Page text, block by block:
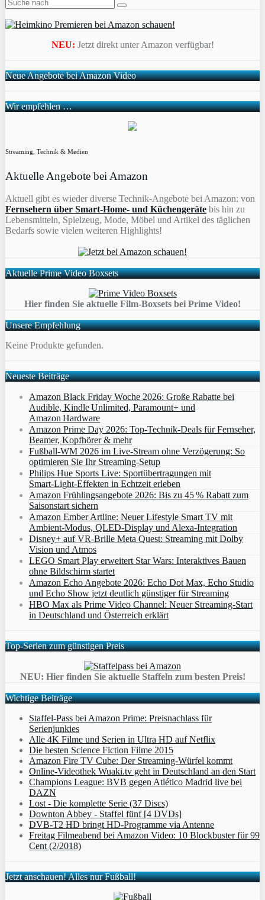
NEU: Jetzt direkt unter Amazon verfügbar!
Neue Angebote bei Amazon Video
Wir empfehlen …
Streaming, Technik & Medien
Aktuelle Angebote bei Amazon
Aktuell gibt es wieder diverse Technik-Angebote bei Amazon: von
Fernsehern über Smart-Home- und Küchengeräte bis hin zu
Lebensmitteln, Spielzeug, Mode, Möbel und Artikel des täglichen
Bedarfs sowie vielen weiteren Highlights!
Aktuelle Prime Video Boxsets
Hier finden Sie aktuelle Film-Boxsets bei Prime Video!
Unsere Empfehlung
Keine Produkte gefunden.
Neueste Beiträge
Amazon Black Friday Woche 2026: Große Rabatte bei
Audible, Kindle Unlimited, Paramount+ und
Amazon Hardware
Amazon Prime Day 2026: Top-Technik-Deals für Fernseher,
Beamer, Kopfhörer & mehr
Fußball-WM 2026 im Live-Stream ohne Verzögerung: So
optimieren Sie Ihr Streaming-Setup
Philips Hue Sports Live: Sportübertragungen mit
Smart‑Light‑Effekten in Echtzeit erleben
Amazon Frühlingsangebote 2026: Bis zu 45 % Rabatt zum
Saisonstart sichern
Amazon Ember Artline: Neuer Lifestyle Smart TV mit
Ambient‑Modus, QLED‑Display und Alexa‑Integration
Disney+ auf VR-Brille Meta Quest: Streaming mit Dolby
Vision und Atmos
LEGO Smart Play erweitert Star Wars: Interaktives Bauen
ohne Bildschirm startet
Amazon Echo Angebote 2026: Echo Dot Max, Echo Studio
und Echo Show jetzt deutlich günstiger für Streaming
HBO Max als Prime Video Channel: Neuer Streaming‑Start
in Deutschland und Österreich erklärt
Top-Serien zum günstigen Preis
NEU: Hier finden Sie aktuelle Staffeln zum besten Preis!
Wichtige Beiträge
Staffel-Pass bei Amazon Prime: Preisnachlass für
Serienjunkies
Alle 4K Filme und Serien in Ultra HD auf Netflix
Die besten Science Fiction Filme 2015
Amazon Fire TV Cube: Der Streaming-Würfel kommt
Online-Videothek Wuaki.tv geht in Deutschland an den Start
Champions League: BVB gegen Atlético Madrid live bei
DAZN
Lost - Die komplette Serie (37 Discs)
Downton Abbey - Staffel fünf [4 DVDs]
DVB-T2 HD bringt HD-Programme via Antenne
Freitag Filmeabend bei Amazon Video: 10 Blockbuster für 99
Cent (2/2018)
Jetzt anschauen! Alles nur Fußball!